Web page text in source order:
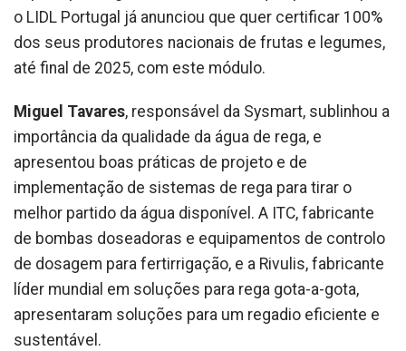
o LIDL Portugal já anunciou que quer certificar 100%
dos seus produtores nacionais de frutas e legumes,
até final de 2025, com este módulo.
Miguel Tavares, responsável da Sysmart, sublinhou a
importância da qualidade da água de rega, e
apresentou boas práticas de projeto e de
implementação de sistemas de rega para tirar o
melhor partido da água disponível. A ITC, fabricante
de bombas doseadoras e equipamentos de controlo
de dosagem para fertirrigação, e a Rivulis, fabricante
líder mundial em soluções para rega gota-a-gota,
apresentaram soluções para um regadio eficiente e
sustentável.